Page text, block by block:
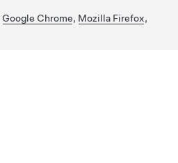
Google Chrome, Mozilla Firefox,